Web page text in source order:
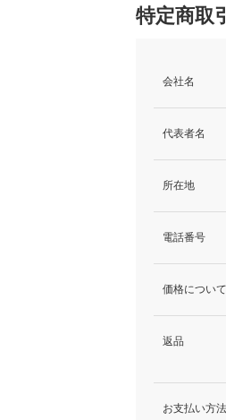
特定商取
会社名
代表者名
所在地
電話番号
価格について
返品
お支払い方法